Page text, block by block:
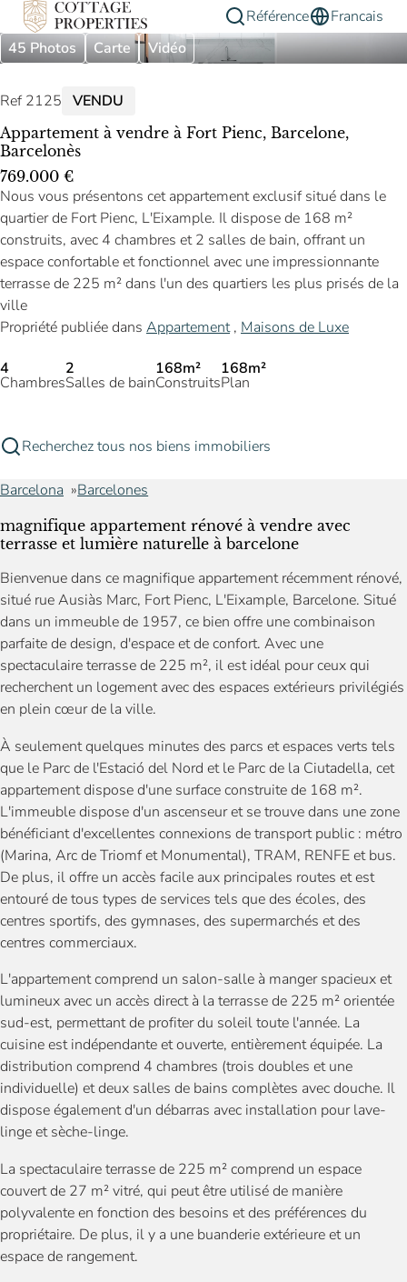
Référence
Francais
45 Photos
Carte Vidéo
Ref 2125 VENDU
Appartement à vendre à Fort Pienc, Barcelone,
Barcelonès
769.000 €
Nous vous présentons cet appartement exclusif situé dans le
quartier de Fort Pienc, L'Eixample. Il dispose de 168 m²
construits, avec 4 chambres et 2 salles de bain, offrant un
espace confortable et fonctionnel avec une impressionnante
terrasse de 225 m² dans l'un des quartiers les plus prisés de la
ville
Propriété publiée dans Appartement, Maisons de Luxe
4
Chambres
2
Salles de bain
168m²
Construits
168m²
Plan
Recherchez tous nos biens immobiliers
Barcelona Barcelones
magnifique appartement rénové à vendre avec
terrasse et lumière naturelle à barcelone
Bienvenue dans ce magnifique appartement récemment rénové,
situé rue Ausiàs Marc, Fort Pienc, L'Eixample, Barcelone. Situé
dans un immeuble de 1957, ce bien offre une combinaison
parfaite de design, d'espace et de confort. Avec une
spectaculaire terrasse de 225 m², il est idéal pour ceux qui
recherchent un logement avec des espaces extérieurs privilégiés
en plein cœur de la ville.
À seulement quelques minutes des parcs et espaces verts tels
que le Parc de l'Estació del Nord et le Parc de la Ciutadella, cet
appartement dispose d'une surface construite de 168 m².
L'immeuble dispose d'un ascenseur et se trouve dans une zone
bénéficiant d'excellentes connexions de transport public : métro
(Marina, Arc de Triomf et Monumental), TRAM, RENFE et bus.
De plus, il offre un accès facile aux principales routes et est
entouré de tous types de services tels que des écoles, des
centres sportifs, des gymnases, des supermarchés et des
centres commerciaux.
L'appartement comprend un salon-salle à manger spacieux et
lumineux avec un accès direct à la terrasse de 225 m² orientée
sud-est, permettant de profiter du soleil toute l'année. La
cuisine est indépendante et ouverte, entièrement équipée. La
distribution comprend 4 chambres (trois doubles et une
individuelle) et deux salles de bains complètes avec douche. Il
dispose également d'un débarras avec installation pour lave-
linge et sèche-linge.
La spectaculaire terrasse de 225 m² comprend un espace
couvert de 27 m² vitré, qui peut être utilisé de manière
polyvalente en fonction des besoins et des préférences du
propriétaire. De plus, il y a une buanderie extérieure et un
espace de rangement.